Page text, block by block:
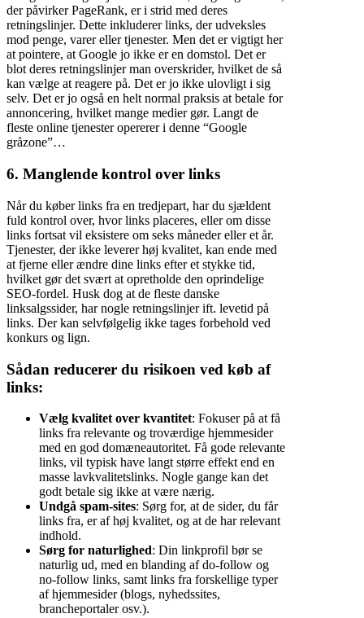
der påvirker PageRank, er i strid med deres
retningslinjer. Dette inkluderer links, der udveksles
mod penge, varer eller tjenester. Men det er vigtigt her
at pointere, at Google jo ikke er en domstol. Det er
blot deres retningslinjer man overskrider, hvilket de så
kan vælge at reagere på. Det er jo ikke ulovligt i sig
selv. Det er jo også en helt normal praksis at betale for
annoncering, hvilket mange medier gør. Langt de
fleste online tjenester opererer i denne “Google
gråzone”…
6. Manglende kontrol over links
Når du køber links fra en tredjepart, har du sjældent
fuld kontrol over, hvor links placeres, eller om disse
links fortsat vil eksistere om seks måneder eller et år.
Tjenester, der ikke leverer høj kvalitet, kan ende med
at fjerne eller ændre dine links efter et stykke tid,
hvilket gør det svært at opretholde den oprindelige
SEO-fordel. Husk dog at de fleste danske
linksalgssider, har nogle retningslinjer ift. levetid på
links. Der kan selvfølgelig ikke tages forbehold ved
konkurs og lign.
Sådan reducerer du risikoen ved køb af
links:
Vælg kvalitet over kvantitet: Fokuser på at få
links fra relevante og troværdige hjemmesider
med en god domæneautoritet. Få gode relevante
links, vil typisk have langt større effekt end en
masse lavkvalitetslinks. Nogle gange kan det
godt betale sig ikke at være nærig.
Undgå spam-sites: Sørg for, at de sider, du får
links fra, er af høj kvalitet, og at de har relevant
indhold.
Sørg for naturlighed: Din linkprofil bør se
naturlig ud, med en blanding af do-follow og
no-follow links, samt links fra forskellige typer
af hjemmesider (blogs, nyhedssites,
brancheportaler osv.).